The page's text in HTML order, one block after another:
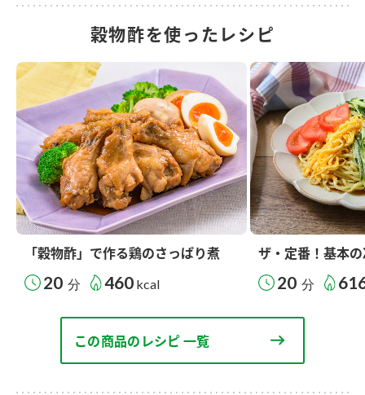
穀物酢を使ったレシピ
「穀物酢」で作る鶏のさっぱり煮
20 分 460 kcal
ザ・定番！基本
20 分
この商品のレシピ 一覧